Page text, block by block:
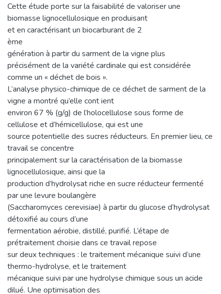
Cette étude porte sur la faisabilité de valoriser une
biomasse lignocellulosique en produisant
et en caractérisant un biocarburant de 2
ème
génération à partir du sarment de la vigne plus
précisément de la variété cardinale qui est considérée
comme un « déchet de bois ».
L’analyse physico-chimique de ce déchet de sarment de la
vigne a montré qu’elle cont ient
environ 67 % (g/g) de l’holocellulose sous forme de
cellulose et d’hémicellulose, qui est une
source potentielle des sucres réducteurs. En premier lieu, ce
travail se concentre
principalement sur la caractérisation de la biomasse
lignocellulosique, ainsi que la
production d’hydrolysat riche en sucre réducteur fermenté
par une levure boulangère
(Saccharomyces cerevisiae) à partir du glucose d’hydrolysat
détoxifié au cours d’une
fermentation aérobie, distillé, purifié. L’étape de
prétraitement choisie dans ce travail repose
sur deux techniques : le traitement mécanique suivi d’une
thermo-hydrolyse, et le traitement
mécanique suivi par une hydrolyse chimique sous un acide
dilué. Une optimisation des